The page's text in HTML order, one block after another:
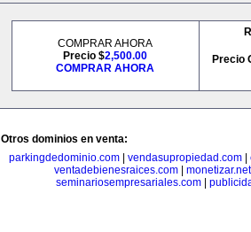
COMPRAR AHORA
Precio $2,500.00
COMPRAR AHORA
Precio
Otros dominios en venta:
parkingdedominio.com| vendasupropiedad.com|
ventadebienesraices.com
monetizar.net
seminariosempresariales.com